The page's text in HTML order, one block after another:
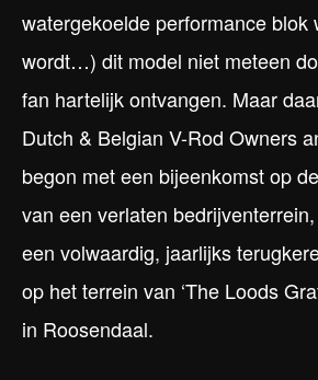
watergekoelde performance blok
wordt…) dit model niet meteen
fan hartelijk ontvangen. Maar
Dutch & Belgian V-Rod Owners
begon met een bijeenkomst op
van een verlaten
een volwaardig, jaarlijks
op het terrein van ‘The Loods
in Roosendaal.